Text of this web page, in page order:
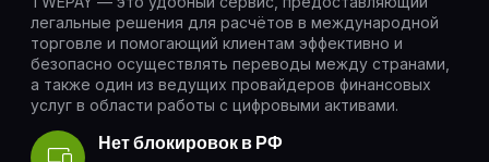
легальные решения для расчётов в международной
торговле и помогающий клиентам эффективно и
безопасно осуществлять переводы между странами,
а также один из ведущих провайдеров финансовых
услуг в области работы с цифровыми активами.
Нет блокировок в РФ